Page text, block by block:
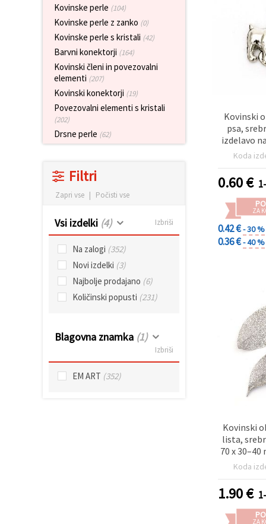
Kovinske perle (104)
Kovinske perle z zanko (0)
Kovinske perle s kristali (42)
Barvni konektorji (164)
Kovinski členi in povezovalni
elementi (207)
Kovinski konektorji (19)
Povezovalni elementi s kristali
(202)
Drsne perle (62)
Filtri
Zapri vse | Počisti vse
Vsi izdelki (4) Izbriši
Na zalogi (352)
Novi izdelki (3)
Najbolje prodajano (6)
Količinski popusti (231)
Blagovna znamka (1)
Izbriši
EM ART (352)
Kovinski
psa,
izdelavo
mm,Koda
0.60€
ZA
0.42 €- 30 %
0.36 €- 40 %
Kovinski
lista,
70 x 30–40
6 mm – za
Koda
1.90€
ZA